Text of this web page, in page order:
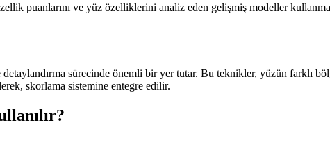
puanlarını ve yüz özelliklerini analiz eden gelişmiş modeller
sürecinde önemli bir yer tutar. Bu teknikler, yüzün farklı
skorlama sistemine entegre edilir.